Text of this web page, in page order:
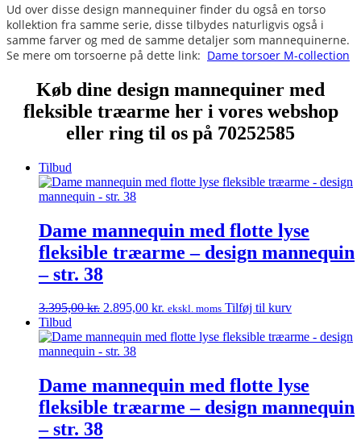
Ud over disse design mannequiner finder du også en torso
kollektion fra samme serie, disse tilbydes naturligvis også i
samme farver og med de samme detaljer som mannequinerne.
Se mere om torsoerne på dette link: Dame torsoer M-collection
Køb dine design mannequiner med
fleksible træarme her i vores webshop
eller ring til os på 70252585
Tilbud
Dame mannequin med flotte lyse
fleksible træarme – design mannequin
– str. 38
3.395,00kr. Den
pris
var:
2.895,00 kr. Den
pris
ekskl. moms Tilføj til kurv
Tilbud
Dame mannequin med flotte lyse
fleksible træarme – design mannequin
– str. 38